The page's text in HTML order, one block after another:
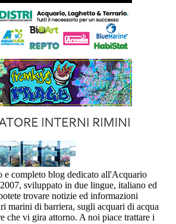
e completo blog dedicato all'Acquario
sviluppato in due lingue, italiano ed
trovare notizie ed informazioni
marini di barriera, sugli acquari di acqua
che vi gira attorno. A noi piace trattare i